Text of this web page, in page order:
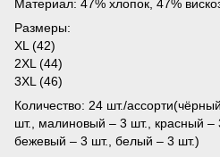
Материал: 47% хлопок, 47%
Размеры:
XL (42)
2XL (44)
3XL (46)
Количество: 24 шт./
шт., малиновый – 3 шт., красный –
бежевый – 3 шт., белый – 3 шт.)